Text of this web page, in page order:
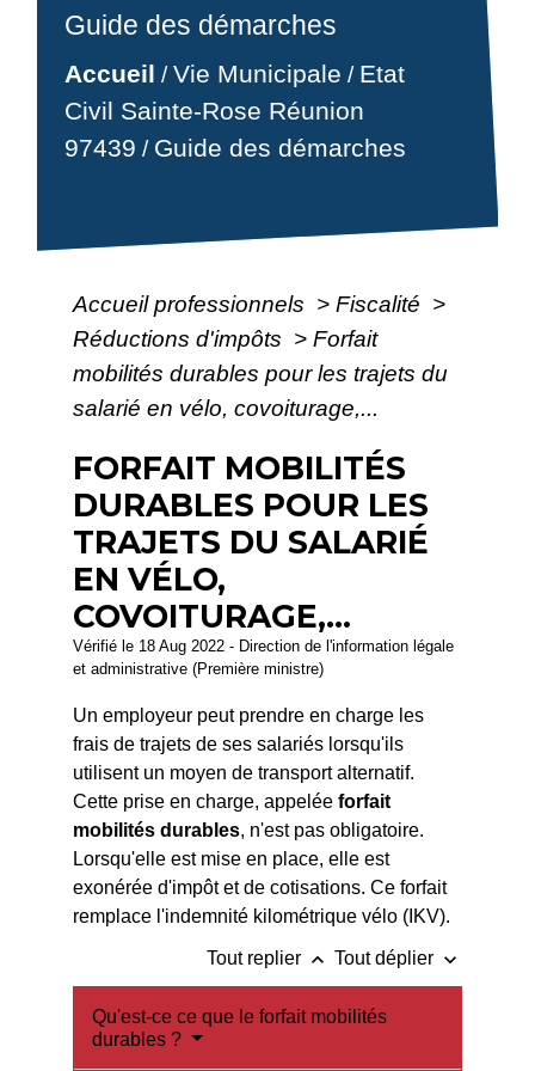
Guide des démarches
Accueil /Vie Municipale / Etat
Civil Sainte-Rose Réunion
97439 / Guide des démarches
Accueil professionnels > Fiscalité >
Réductions d'impôts > Forfait
mobilités durables pour les trajets du
salarié en vélo, covoiturage,...
FORFAIT MOBILITÉS
DURABLES POUR LES
TRAJETS DU SALARIÉ
EN VÉLO,
COVOITURAGE,...
Vérifié le 18 Aug 2022 - Direction de l'information légale
et administrative (Première ministre)
Un employeur peut prendre en charge les
frais de trajets de ses salariés lorsqu'ils
utilisent un moyen de transport alternatif.
Cette prise en charge, appeléeforfait
mobilités durables, n'est pas obligatoire.
Lorsqu'elle est mise en place, elle est
exonérée d'impôt et de cotisations. Ce forfait
remplace l'indemnité kilométrique vélo (IKV).
Tout replier keyboard_arrow_up Tout déplier keyboard_arrow_down
Qu'est-ce ce que le forfait mobilités
durables ?